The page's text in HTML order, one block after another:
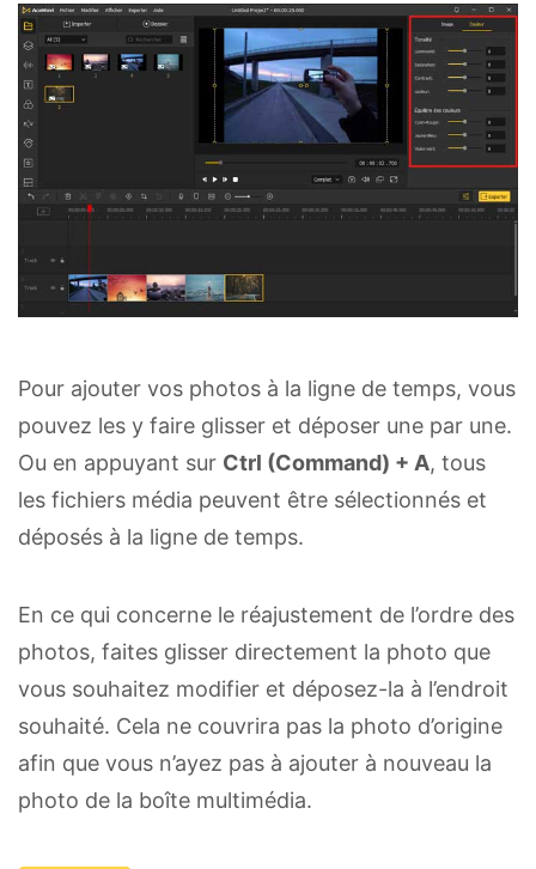
Pour ajouter vos photos à la ligne de temps, vous
pouvez les y faire glisser et déposer une par une.
Ou en appuyant sur Ctrl (Command) + A, tous
les fichiers média peuvent être sélectionnés et
déposés à la ligne de temps.
En ce qui concerne le réajustement de l’ordre des
photos, faites glisser directement la photo que
vous souhaitez modifier et déposez-la à l’endroit
souhaité. Cela ne couvrira pas la photo d’origine
afin que vous n’ayez pas à ajouter à nouveau la
photo de la boîte multimédia.